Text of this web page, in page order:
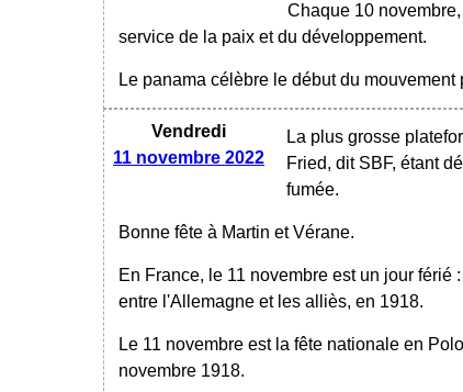
Chaque 10
service de la paix et du développement.
Le panama célèbre le début du
Vendredi
11 novembre 2022
La plus grosse
Fried, dit SBF, étant
fumée.
Bonne fête à Martin et Vérane.
En France, le 11 novembre est un jour férié
entre l'Allemagne et les alliès, en 1918.
Le 11 novembre est la fête nationale en
novembre 1918.